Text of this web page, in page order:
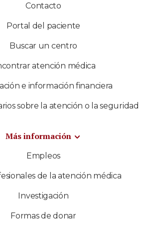
Contacto
Portal del paciente
Buscar un centro
atención médica
e información financiera
sobre la atención o la seguridad
Más información
Empleos
de la atención médica
Investigación
Formas de donar